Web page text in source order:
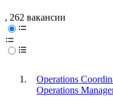
, 262 вакансии
Operations
Operations